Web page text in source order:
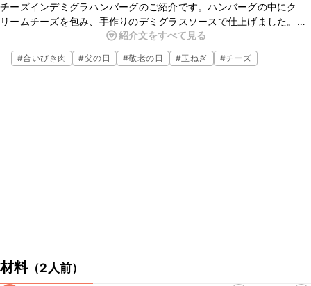
チーズインデミグラハンバーグのご紹介です。ハンバーグの中にク
リームチーズを包み、手作りのデミグラスソースで仕上げました。ま
ろやかなクリームチーズと、濃厚なデミグラスソースが相性抜群です
よ。ぜひお試しくださいね。
紹介文をすべて見る
#合いびき肉 #父の日 #敬老の日 #玉ねぎ #チーズ
材料（2人前）